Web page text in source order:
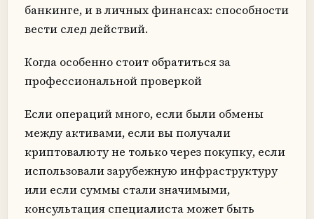
банкинге, и в личных финансах: способности
вести след действий.
Когда особенно стоит обратиться за
профессиональной проверкой
Если операций много, если были обмены
между активами, если вы получали
криптовалюту не только через покупку, если
использовали зарубежную инфраструктуру
или если суммы стали значимыми,
консультация специалиста может быть